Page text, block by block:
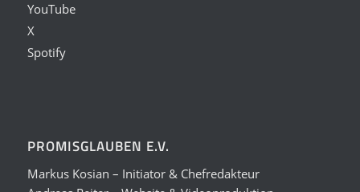
YouTube
X
Spotify
PROMISGLAUBEN E.V.
Markus Kosian – Initiator & Chefredakteur